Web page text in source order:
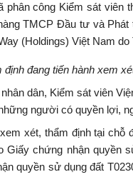
phân công Kiểm sát
TMCP Đầu tư và
(Holdings) Việt Nam do
định đang tiến hành xem
dân, Kiểm sát viên
người có quyền lợi,
xét, thẩm định tại chỗ
Giấy chứng nhận quyền
quyền sử dụng đất